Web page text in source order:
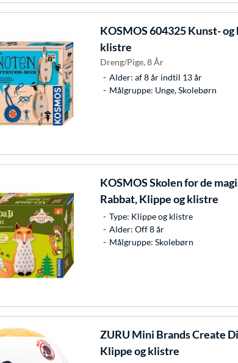
KOSMOS604325 Kunst-
klistre
Dreng/Pige, 8 År
Alder: af 8 år indtil 13 år
Målgruppe: Unge, Skolebørn
KOSMOSSkolen for de
Rabbat, Klippe og klistre
Type: Klippe og klistre
Alder: Off 8 år
Målgruppe: Skolebørn
ZURU Mini Brands Create
Klippe og klistre